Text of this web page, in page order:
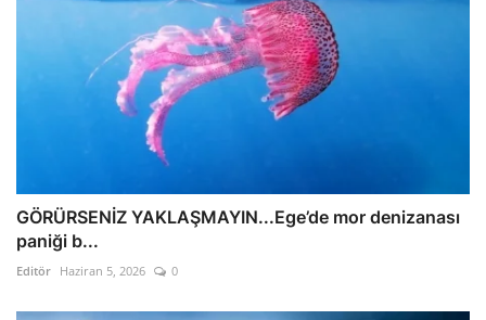
GÖRÜRSENİZ YAKLAŞMAYIN...Ege’de mor denizanası
paniği b...
Editör Haziran 5, 2026 0